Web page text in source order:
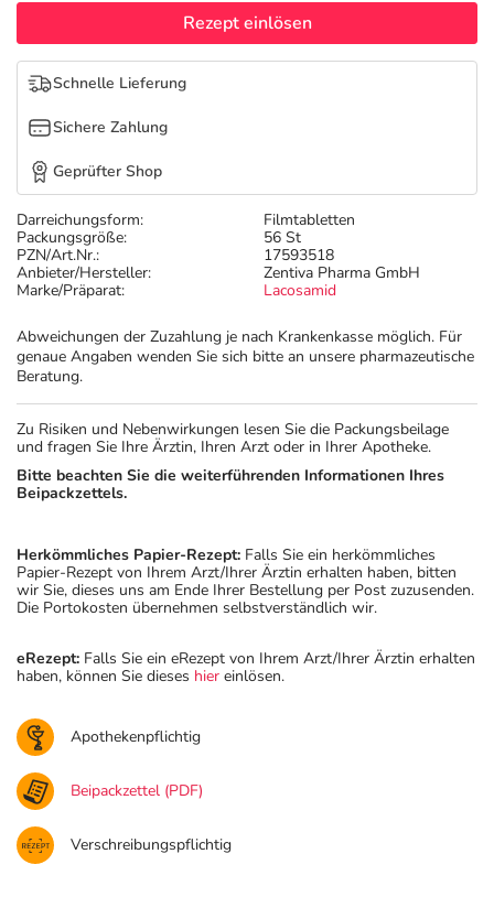
Tierapotheke
Vitamine & Mineralstoffe
Marken
Salus Deals
Darreichungsform:
Filmtabletten
Packungsgröße:
56 St
PZN/Art.Nr.:
17593518
Anbieter/Hersteller:
Zentiva Pharma GmbH
Marke/Präparat:
Lacosamid
Abweichungen der Zuzahlung je nach Krankenkasse möglich. Für
genaue Angaben wenden Sie sich bitte an unsere pharmazeutische
Beratung.
Rezept einlösen
Schnelle Lieferung
Sichere Zahlung
Geprüfter Shop
Zu Risiken und Nebenwirkungen lesen Sie die Packungsbeilage
und fragen Sie Ihre Ärztin, Ihren Arzt oder in Ihrer Apotheke.
Bitte beachten Sie die weiterführenden Informationen Ihres
Beipackzettels.
Herkömmliches Papier-Rezept: Falls Sie ein herkömmliches
Papier-Rezept von Ihrem Arzt/Ihrer Ärztin erhalten haben, bitten
wir Sie, dieses uns am Ende Ihrer Bestellung per Post zuzusenden.
Die Portokosten übernehmen selbstverständlich wir.
eRezept: Falls Sie ein eRezept von Ihrem Arzt/Ihrer Ärztin erhalten
haben, können Sie dieses hier einlösen.
Apothekenpflichtig
Beipackzettel (PDF)
Verschreibungspflichtig